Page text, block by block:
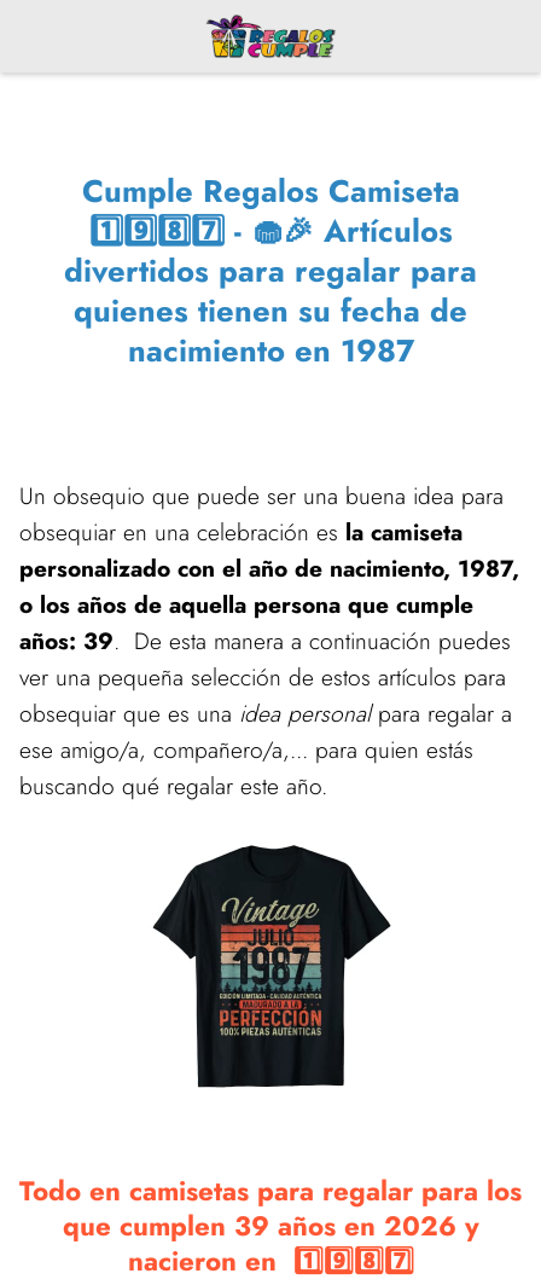
Cumple Regalos Camiseta
1️⃣9️⃣8️⃣7️⃣ - 🧁🎉 Artículos
divertidos para regalar para
quienes tienen su fecha de
nacimiento en 1987
Un obsequio que puede ser una buena idea para
obsequiar en una celebración es la camiseta
personalizado con el año de nacimiento, 1987,
o los años de aquella persona que cumple
años: 39. De esta manera a continuación puedes
ver una pequeña selección de estos artículos para
obsequiar que es una idea personalpara regalar a
ese amigo/a, compañero/a,... para quien estás
buscando qué regalar este año.
Todo en camisetas para regalar para los
que cumplen 39 años en 2026 y
nacieron en 1️⃣9️⃣8️⃣7️⃣